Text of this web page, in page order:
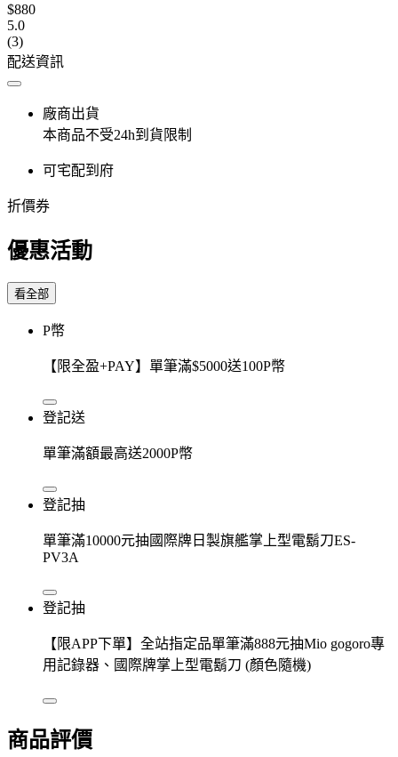
$880
5.0
(3)
配送資訊
廠商出貨
本商品不受24h到貨限制
可宅配到府
折價券
優惠活動
看全部
P幣
【限全盈+PAY】單筆滿$5000送100P幣
登記送
單筆滿額最高送2000P幣
登記抽
單筆滿10000元抽國際牌日製旗艦掌上型電鬍刀ES-
PV3A
登記抽
【限APP下單】全站指定品單筆滿888元抽Mio gogoro專
用記錄器、國際牌掌上型電鬍刀 (顏色隨機)
商品評價